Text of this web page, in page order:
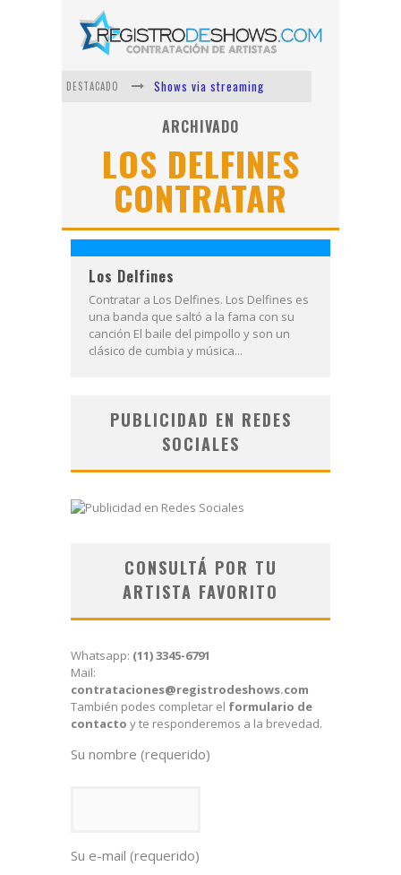
DESTACADO
Shows via streaming
Lit Killah
Nicki Nicole
Duki
Vi Em
ARCHIVADO
LOS DELFINES
CONTRATAR
Los Delfines
Contratar a Los Delfines. Los Delfines es
una banda que saltó a la fama con su
canción El baile del pimpollo y son un
clásico de cumbia y música...
PUBLICIDAD EN REDES
SOCIALES
CONSULTÁ POR TU
ARTISTA FAVORITO
Whatsapp: (11) 3345-6791
Mail:
contrataciones@registrodeshows.com
También podes completar el formulario de
contacto y te responderemos a la brevedad.
Su nombre (requerido)
Su e-mail (requerido)